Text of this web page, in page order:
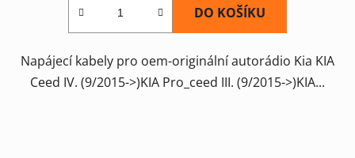
DO KOŠÍKU
Napájecí kabely pro oem-originální autorádio Kia KIA
Ceed IV. (9/2015->)KIA Pro_ceed III. (9/2015->)KIA...